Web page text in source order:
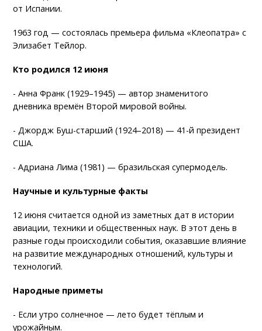
от Испании.
1963 год — состоялась премьера фильма «Клеопатра» с
Элизабет Тейлор.
Кто родился 12 июня
- Анна Франк (1929–1945) — автор знаменитого
дневника времён Второй мировой войны.
- Джордж Буш-старший (1924–2018) — 41-й президент
США.
- Адриана Лима (1981) — бразильская супермодель.
Научные и культурные факты
12 июня считается одной из заметных дат в истории
авиации, техники и общественных наук. В этот день в
разные годы происходили события, оказавшие влияние
на развитие международных отношений, культуры и
технологий.
Народные приметы
- Если утро солнечное — лето будет тёплым и
урожайным.